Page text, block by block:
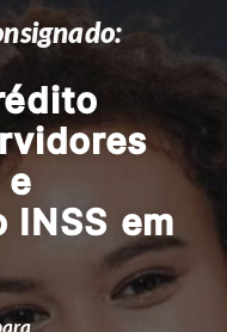
e
INSS em